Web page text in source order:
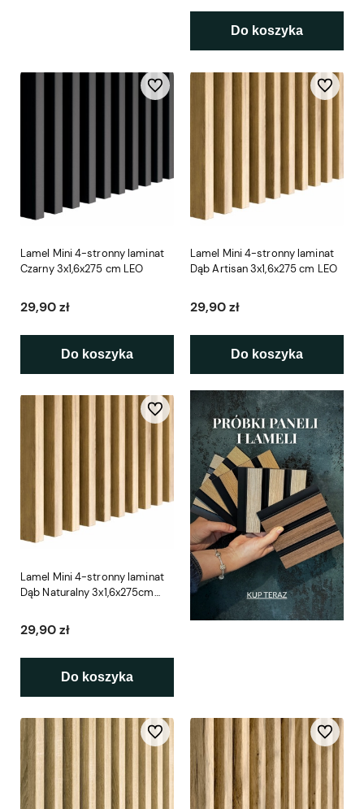
Do koszyka
Lamel Mini 4-stronny laminat
Czarny 3x1,6x275 cm LEO
29,90 zł
Do koszyka
Do ulubionych
Lamel Mini 4-stronny laminat
Dąb Artisan 3x1,6x275 cm LEO
29,90 zł
Do koszyka
Do
Lamel Mini 4-stronny laminat
Dąb Naturalny 3x1,6x275cm
29,90 zł
Do koszyka
Do ulubionych
Do ulubionych Do